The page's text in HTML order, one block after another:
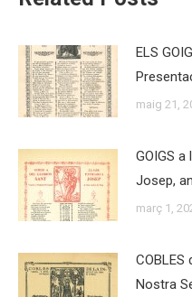
ELS
maig 21,
GOIGS
Josep,
març 1,
COBLES
Nostra